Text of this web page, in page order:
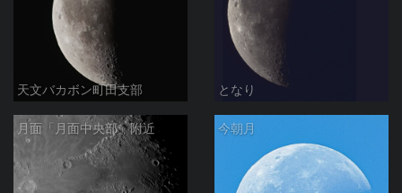
天文バカボン町田支部 となり
月面「月面中央部」附近 今朝月